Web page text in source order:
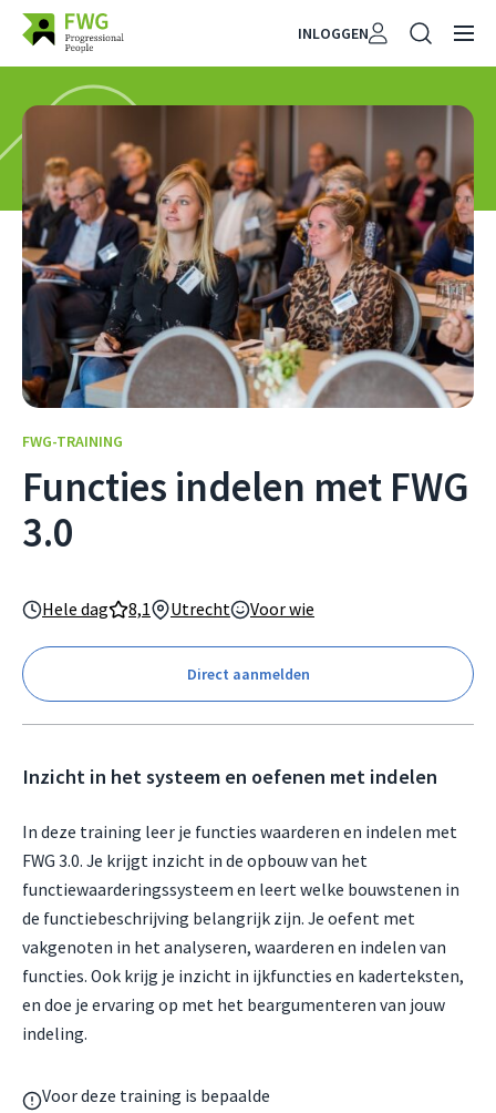
INLOGGEN
FWG-TRAINING
Functies indelen met FWG
3.0
Hele dag 8,1 Utrecht Voor wie
Direct aanmelden
Inzicht in het systeem en oefenen met indelen
In deze training leer je functies waarderen en indelen met
FWG 3.0. Je krijgt inzicht in de opbouw van het
functiewaarderingssysteem en leert welke bouwstenen in
de functiebeschrijving belangrijk zijn. Je oefent met
vakgenoten in het analyseren, waarderen en indelen van
functies. Ook krijg je inzicht in ijkfuncties en kaderteksten,
en doe je ervaring op met het beargumenteren van jouw
indeling.
Voor deze training is bepaalde